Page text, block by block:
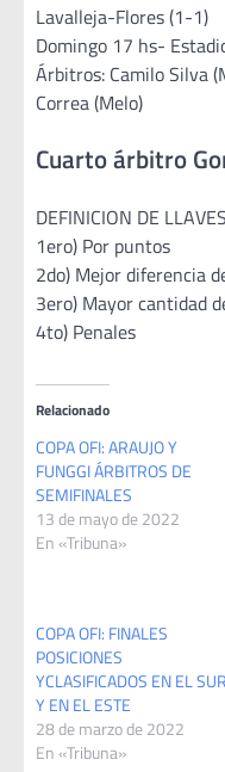
Lavalleja-Flores (1-1)
Domingo 17 hs-
Árbitros: Camilo Silva
Correa (Melo)
Cuarto árbitro
DEFINICION DE
1ero) Por puntos
2do) Mejor diferencia
3ero) Mayor cantidad
4to) Penales
Relacionado
COPA OFI: ARAUJO Y
FUNGGI ÁRBITROS DE
SEMIFINALES
13 de mayo de 2022
En «Tribuna»
COPA OFI: FINALES
POSICIONES
YCLASIFICADOS EN EL SUR
Y EN EL ESTE
28 de marzo de 2022
En «Tribuna»